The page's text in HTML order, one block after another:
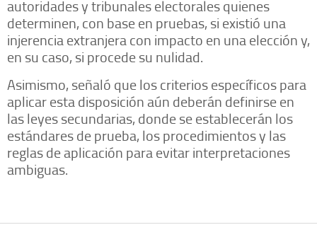
autoridades y tribunales electorales quienes
determinen, con base en pruebas, si existió una
injerencia extranjera con impacto en una elección y,
en su caso, si procede su nulidad.
Asimismo, señaló que los criterios específicos para
aplicar esta disposición aún deberán definirse en
las leyes secundarias, donde se establecerán los
estándares de prueba, los procedimientos y las
reglas de aplicación para evitar interpretaciones
ambiguas.